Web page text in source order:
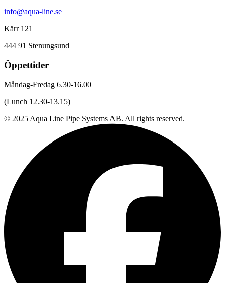
info@aqua-line.se
Kärr 121
444 91 Stenungsund
Öppettider
Måndag-Fredag 6.30-16.00
(Lunch 12.30-13.15)
© 2025 Aqua Line Pipe Systems AB. All rights reserved.